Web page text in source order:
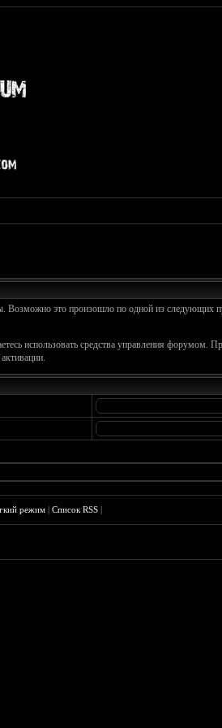
Возможно это произошло по одной из следующих
использовать средства управления форумом.
режим |Список RSS |